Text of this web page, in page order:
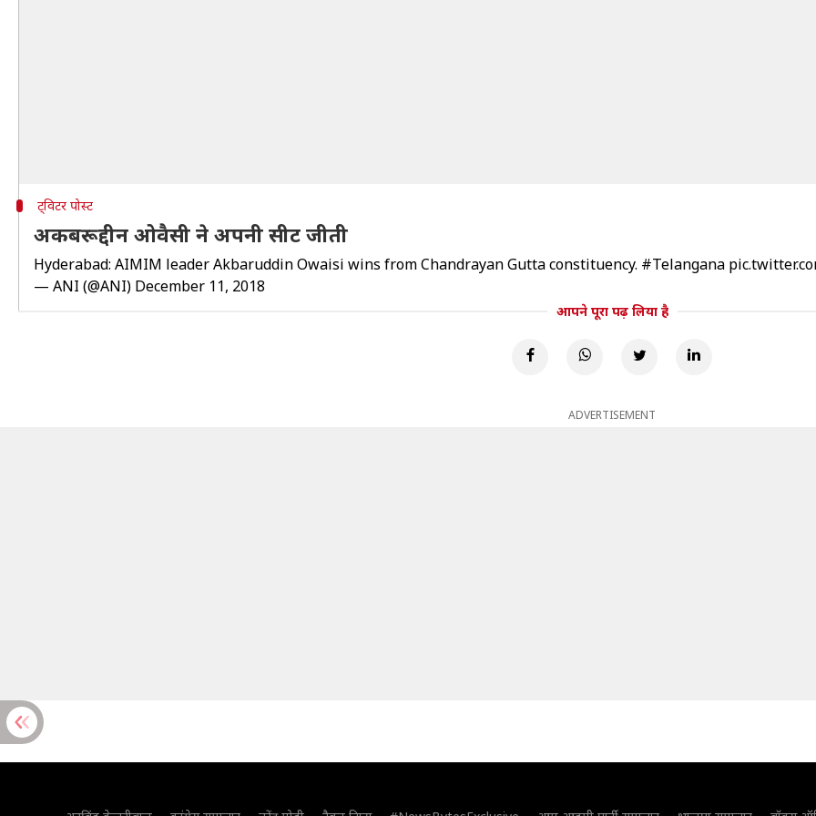
ट्विटर पोस्ट
अकबरूद्दीन ओवैसी ने अपनी सीट जीती
Hyderabad: AIMIM leader Akbaruddin Owaisi wins from Chandrayan Gutta constituency. #Telangana
— ANI (@ANI) December 11, 2018
आपने पूरा पढ़ लिया है
ADVERTISEMENT